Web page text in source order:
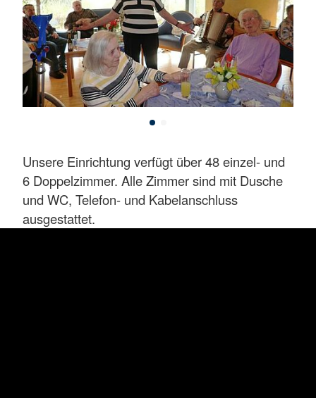
Unsere Einrichtung verfügt über 48 einzel- und
6 Doppelzimmer. Alle Zimmer sind mit Dusche
und WC, Telefon- und Kabelanschluss
ausgestattet.